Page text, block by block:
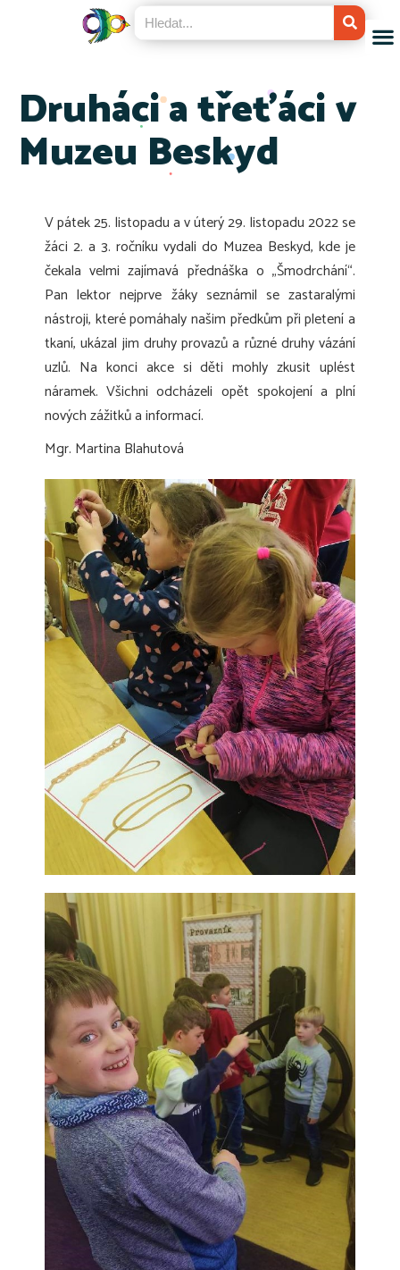
Druháci a třeťáci v
Muzeu Beskyd
V pátek 25. listopadu a v úterý 29. listopadu 2022 se
žáci 2. a 3. ročníku vydali do Muzea Beskyd, kde je
čekala velmi zajímavá přednáška o „Šmodrchání“.
Pan lektor nejprve žáky seznámil se zastaralými
nástroji, které pomáhaly našim předkům při pletení a
tkaní, ukázal jim druhy provazů a různé druhy vázání
uzlů. Na konci akce si děti mohly zkusit uplést
náramek. Všichni odcházeli opět spokojení a plní
nových zážitků a informací.
Mgr. Martina Blahutová